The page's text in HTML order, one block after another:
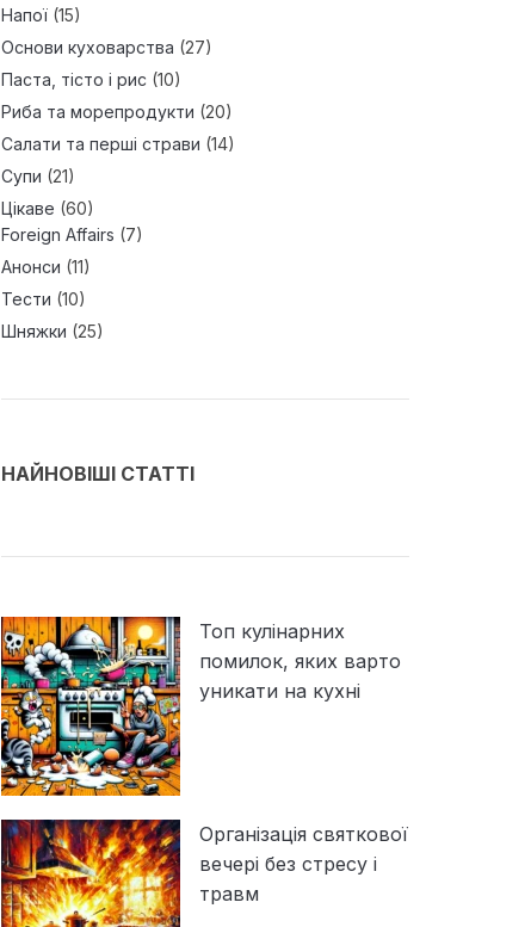
Напої (15)
Основи куховарства (27)
Паста, тісто і рис (10)
Риба та морепродукти (20)
Салати та перші страви (14)
Супи (21)
Цікаве (60)
Foreign Affairs (7)
Анонси (11)
Тести (10)
Шняжки (25)
НАЙНОВІШІ СТАТТІ
Топ кулінарних
помилок, яких варто
уникати на кухні
Організація святкової
вечері без стресу і
травм